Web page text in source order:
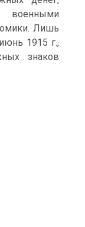
Лишь
1915 г.,
знаков